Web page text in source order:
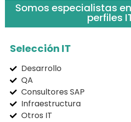
Somos especialistas
perfiles
Selección IT
Desarrollo
QA
Consultores SAP
Infraestructura
Otros IT